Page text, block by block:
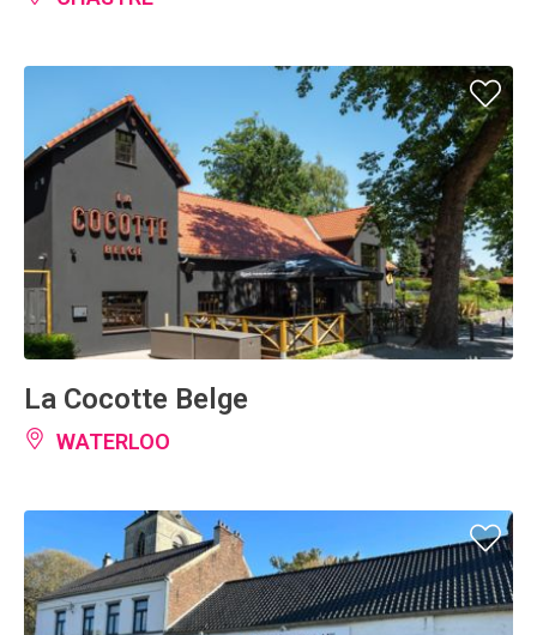
La Cocotte Belge
WATERLOO